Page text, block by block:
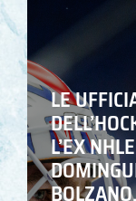
LE
L’EX